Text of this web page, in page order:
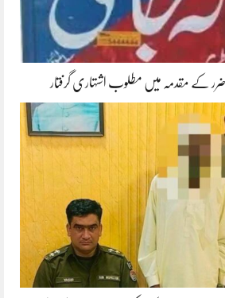
ضرر کے مقدمہ میں مطلوب اشتہاری گرفتار